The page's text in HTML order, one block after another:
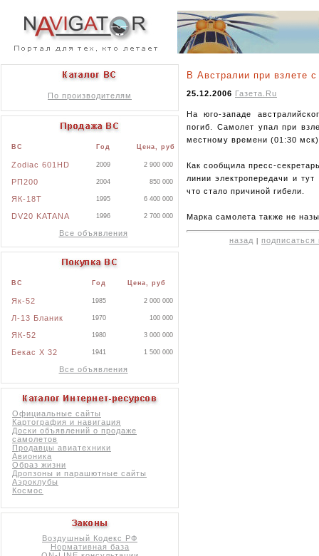
По производителям
ВС Год Цена, руб
Zodiac 601HD 2009 2 900 000
РП200 2004 850 000
ЯК-18Т 1995 6 400 000
DV20 KATANA 1996 2 700 000
Все объявления
ВС Год Цена, руб
Як-52 1985 2 000 000
Л-13 Бланик 1970 100 000
ЯК-52 1980 3 000 000
Бекас X 32 1941 1 500 000
Все объявления
Официальные сайты
Картография и навигация
Доски объявлений о продаже
самолетов
Продавцы авиатехники
Авионика
Образ жизни
Дропзоны и парашютные сайты
Аэроклубы
Космос
Воздушный Кодекс РФ
Нормативная база
В Австралии при взлете
25.12.2006 Газета.Ru
На юго-западе
погиб. Самолет упал при
местному времени (01:30
Как сообщила пресс-
линии электропередачи и
что стало причиной гибели.
Марка самолета также не
назад подписаться